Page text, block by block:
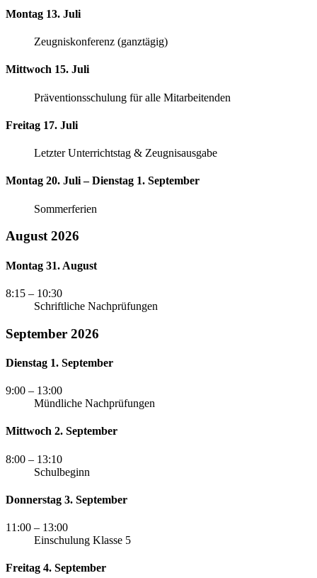
Montag 13. Juli
Zeugniskonferenz (ganztägig)
Mittwoch 15. Juli
Präventionsschulung für alle Mitarbeitenden
Freitag 17. Juli
Letzter Unterrichtstag & Zeugnisausgabe
Montag 20. Juli – Dienstag 1. September
Sommerferien
August 2026
Montag 31. August
8:15 – 10:30
Schriftliche Nachprüfungen
September 2026
Dienstag 1. September
9:00 – 13:00
Mündliche Nachprüfungen
Mittwoch 2. September
8:00 – 13:10
Schulbeginn
Donnerstag 3. September
11:00 – 13:00
Einschulung Klasse 5
Freitag 4. September